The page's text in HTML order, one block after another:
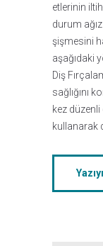
etlerinin
durum ağız
şişmesini
aşağıdaki
Diş
sağlığını
kez düzenli
kullanarak